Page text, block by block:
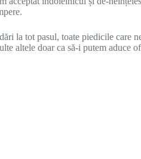
la tot pasul, toate piedicile
altele doar ca să-i putem aduce